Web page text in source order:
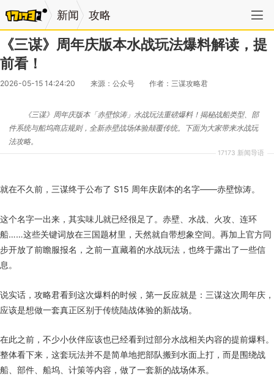
新闻 攻略
《三谋》周年庆版本水战玩法爆料解读，提
前看！
2026-05-15 14:24:20 来源：公众号 作者：三谋攻略君
17173 新闻导语
《三谋》周年庆版本「赤壁惊涛」水战玩法重磅爆料！揭秘战船类型、部
件系统与船坞商店规则，全新赤壁战场体验颠覆传统。下面为大家带来水战玩
法攻略。
就在不久前，三谋终于公布了 S15 周年庆剧本的名字——赤壁惊涛。
这个名字一出来，其实味儿就已经很足了。赤壁、水战、火攻、连环
船……这些关键词放在三国题材里，天然就自带想象空间。再加上官方同
步开放了前瞻服报名，之前一直藏着的水战玩法，也终于露出了一些信
息。
说实话，攻略君看到这次爆料的时候，第一反应就是：三谋这次周年庆，
应该是想做一套真正区别于传统陆战体验的新战场。
在此之前，不少小伙伴应该也已经看到过部分水战相关内容的提前爆料。
整体看下来，这套玩法并不是简单地把部队搬到水面上打，而是围绕战
船、部件、船坞、计策等内容，做了一套新的战场体系。